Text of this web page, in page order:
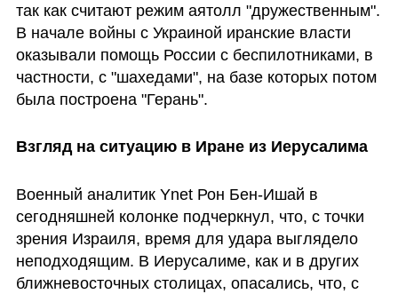
так как считают режим аятолл "дружественным".
В начале войны с Украиной иранские власти
оказывали помощь России с беспилотниками, в
частности, с "шахедами", на базе которых потом
была построена "Герань".
Взгляд на ситуацию в Иране из Иерусалима
Военный аналитик Ynet Рон Бен-Ишай в
сегодняшней колонке подчеркнул, что, с точки
зрения Израиля, время для удара выглядело
неподходящим. В Иерусалиме, как и в других
ближневосточных столицах, опасались, что, с